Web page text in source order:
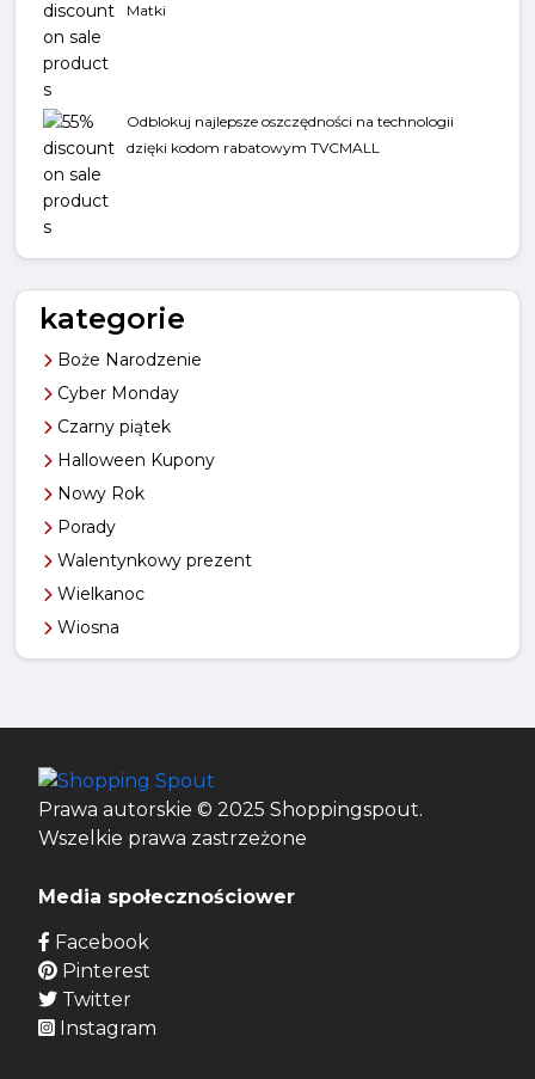
Matki
Odblokuj najlepsze oszczędności na technologii
dzięki kodom rabatowym TVCMALL
kategorie
Boże Narodzenie
Cyber Monday
Czarny piątek
Halloween Kupony
Nowy Rok
Porady
Walentynkowy prezent
Wielkanoc
Wiosna
Prawa autorskie © 2025 Shoppingspout.
Wszelkie prawa zastrzeżone
Media społecznościower
Facebook
Pinterest
Twitter
Instagram